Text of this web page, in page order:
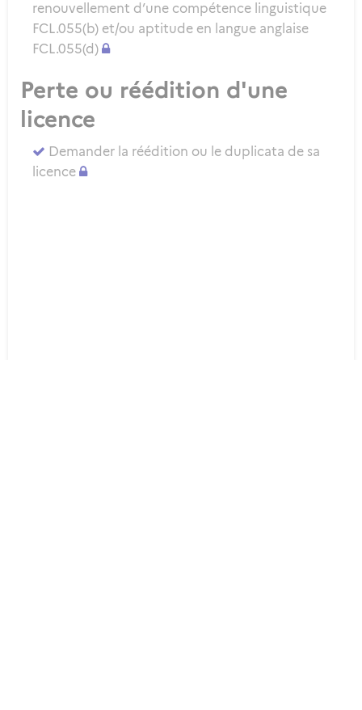
renouvellement d’une compétence linguistique
FCL.055(b) et/ou aptitude en langue anglaise
FCL.055(d)
Perte ou réédition d'une
licence
Demander la réédition ou le duplicata de sa
licence